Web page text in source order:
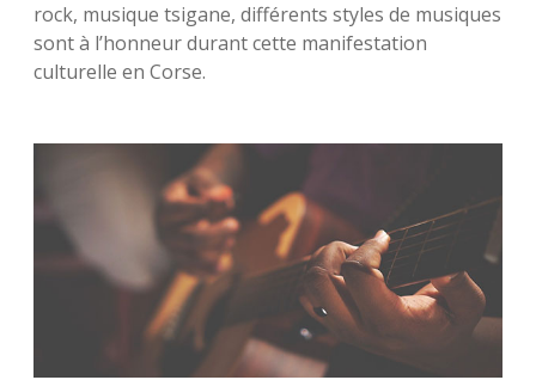
rock, musique tsigane, différents styles de musiques
sont à l’honneur durant cette manifestation
culturelle en Corse.